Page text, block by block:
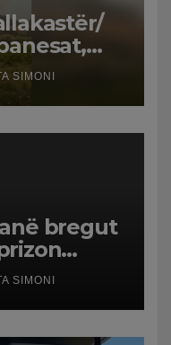
familje
SIMONI
bregut
SIMONI